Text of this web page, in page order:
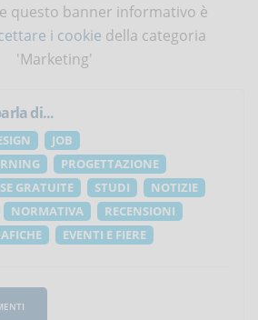
questo banner informativo è
i cookie della categoria
'Marketing'
di...
JOB
PROGETTAZIONE
GRATUITE STUDI
NOTIZIE
NORMATIVA
RECENSIONI
EVENTI E FIERE